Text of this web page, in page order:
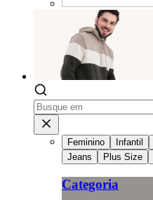
Feminino Infantil
Jeans
Plus Size
Categoria